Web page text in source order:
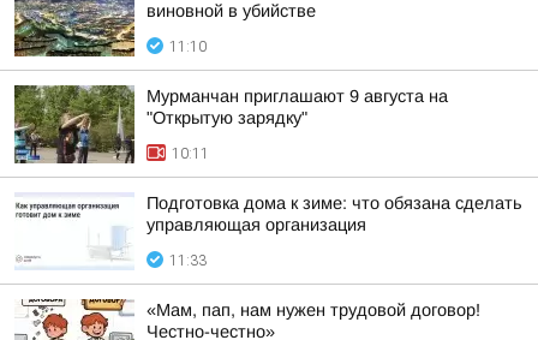
виновной в убийстве
11:10
Мурманчан приглашают 9 августа на
"Открытую зарядку"
10:11
Подготовка дома к зиме: что обязана сделать
управляющая организация
11:33
«Мам, пап, нам нужен трудовой договор!
Честно-честно»